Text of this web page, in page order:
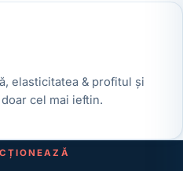
elasticitatea & profitul și
cel mai ieftin.